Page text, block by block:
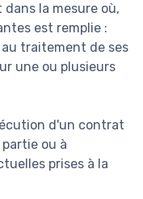
la mesure où,
est remplie :
traitement de ses
une ou plusieurs
d'un contrat
ou à
prises à la